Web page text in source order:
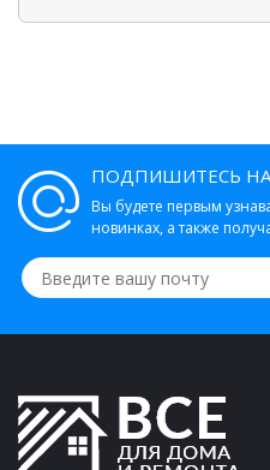
ПОДПИШИТЕСЬ
Вы будете первым
новинках, а также